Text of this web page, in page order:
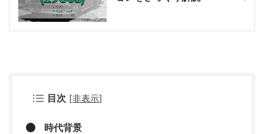
目次 [非表示]
時代背景